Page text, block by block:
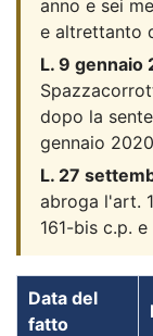
anno e sei
e altrettanto
L. 9 gennaio
dopo la
gennaio
L. 27
abroga l'art.
161-bis c.p.
Data del
fatto